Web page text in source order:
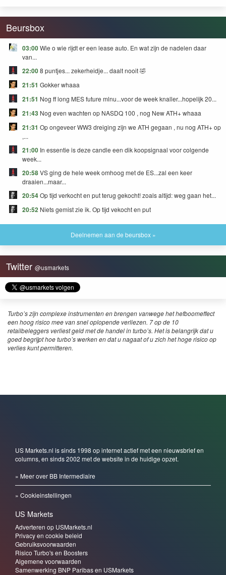
Beursbox
03:00Wie o wie rijdt er een lease auto. En wat zijn de nadelen daar
van...
22:008 puntjes... zekerheidje... daalt nooit 🤣
21:51 Gokker whaaa
21:51 Nog ff long MES future mlnu...voor de week knaller...hopelijk 20...
21:43 Nog even wachten op NASDQ 100 , nog New ATH+ whaaa
21:31 Op ongeveer WW3 dreiging zijn we ATH gegaan , nu nog ATH+ op
,...
21:00 In essentie is deze candle een dik koopsignaal voor colgende
week...
20:58VS ging de hele week omhoog met de ES...zal een keer
draaien...maar...
20:54Op tijd verkocht en put terug gekocht! zoals altijd: weg gaan het...
20:52 Niets gemist zie ik. Op tijd vekocht en put
Deelnemen aan de beursbox »
Twitter @usmarkets
Turbo’s zijn complexe instrumenten en brengen vanwege het hefboomeffect
een hoog risico mee van snel oplopende verliezen. 7 op de 10
retailbeleggers verliest geld met de handel in turbo’s. Het is belangrijk dat u
goed begrijpt hoe turbo’s werken en dat u nagaat of u zich het hoge risico op
verlies kunt permitteren.
US Markets.nl is sinds 1998 op internet actief met een nieuwsbrief en
columns, en sinds 2002 met de website in de huidige opzet.
» Meer over BB Intermediaire
» Cookieinstellingen
US Markets
Adverteren op USMarkets.nl
Privacy en cookie beleid
Gebruiksvoorwaarden
Risico Turbo's en Boosters
Algemene voorwaarden
Samenwerking BNP Paribas en USMarkets